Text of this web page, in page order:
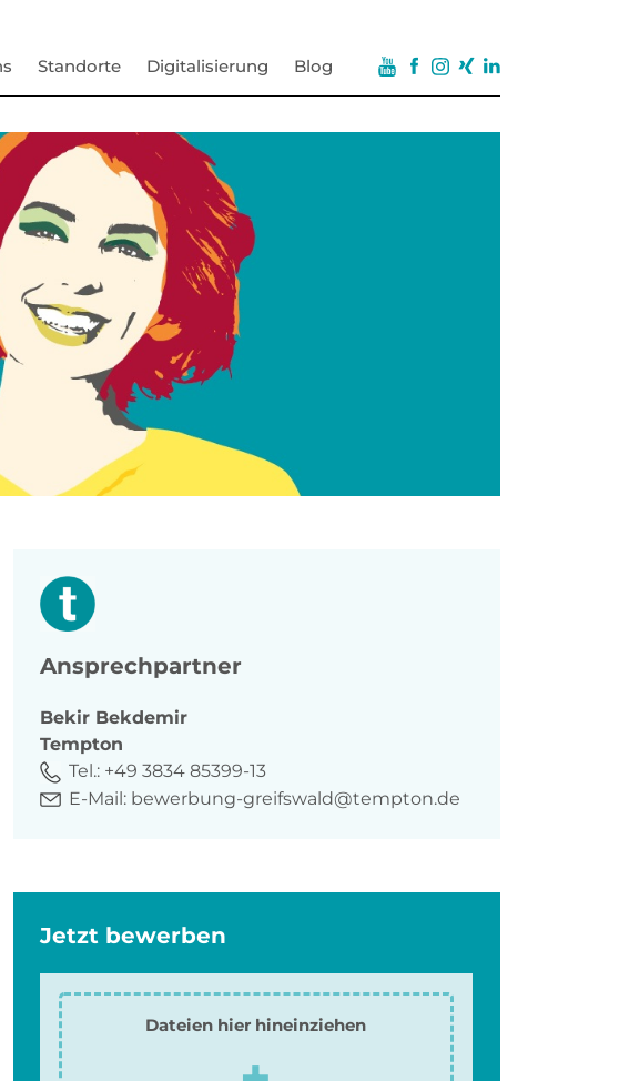
Standorte Digitalisierung Blog
Ansprechpartner
Bekir Bekdemir
Tempton
Tel.: +49 3834 85399-13
E-Mail: bewerbung-greifswald@tempton.de
Jetzt bewerben
Dateien hier hineinziehen